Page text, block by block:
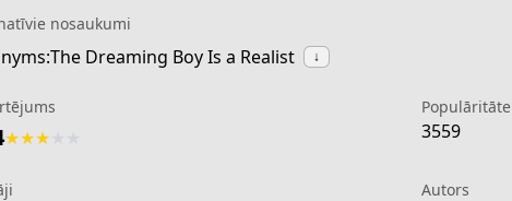
nosaukumi
Dreaming Boy Is a Realist ↓
★★★
Populāritāte
3559
Autors